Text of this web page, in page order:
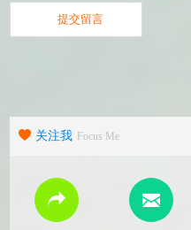
关注我 Focus Me